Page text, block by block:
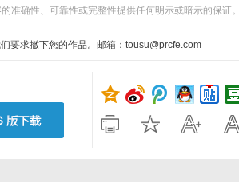
准确性、可靠性或完整性提供任何明示或暗示的保证。
要求撤下您的作品。邮箱：tousu@prcfe.com